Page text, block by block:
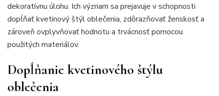
dekoratívnu úlohu. Ich význam sa prejavuje v schopnosti
dopĺňať kvetinový štýl oblečenia, zdôrazňovať ženskosť a
zároveň ovplyvňovať hodnotu a trvácnosť pomocou
použitých materiálov.
Dopĺňanie kvetinového štýlu
oblečenia